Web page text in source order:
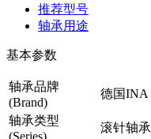
推荐型号
轴承用途
基本参数
轴承品牌
(Brand)
德国INA
轴承类型
(Series)
滚针轴承